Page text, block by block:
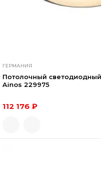
ГЕРМАНИЯ
Потолочный светодиодный
Ainos 229975
112 176 ₽